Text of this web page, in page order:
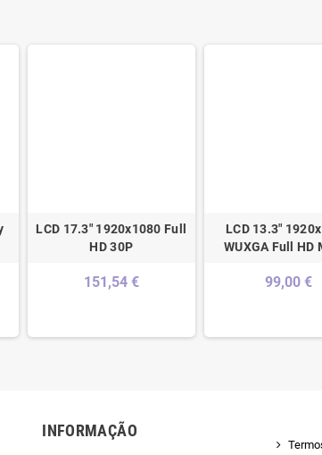
LCD 17.3" 1920x1080 Full
HD 30P
151,54 €
LCD 13.3"
WUXGA Full HD
99,00 €
INFORMAÇÃO